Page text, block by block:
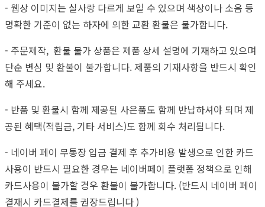
- 웹상 이미지는 실사랑 다르게 보일 수 있으며 색상이나 소음 등
명확한 기준이 없는 하자에 의한 교환 환불은 불가합니다.
- 주문제작, 환불 불가 상품은 제품 상세 설명에 기재하고 있으며
단순 변심 및 환불이 불가합니다. 제품의 기재사항을 반드시 확인
해 주세요.
- 반품 및 환불시 함께 제공된 사은품도 함께 반납하셔야 되며 제
공된 혜택(적립금, 기타 서비스)도 함께 회수 처리됩니다.
- 네이버 페이 무통장 입금 결제 후 추가비용 발생으로 인한 카드
사용이 반드시 필요한 경우는 네이버페이 플랫폼 정책으로 인해
카드사용이 불가할 경우 환불이 불가합니다. (반드시 네이버 페이
결재시 카드결제를 권장드립니다 )